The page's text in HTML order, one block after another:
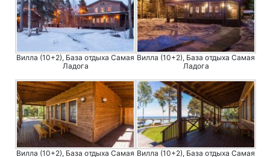
Вилла (10+2), База отдыха Самая
Ладога
Вилла (10+2), База отдыха Самая
Ладога
Вилла (10+2), База отдыха Самая Вилла (10+2), База отдыха Самая